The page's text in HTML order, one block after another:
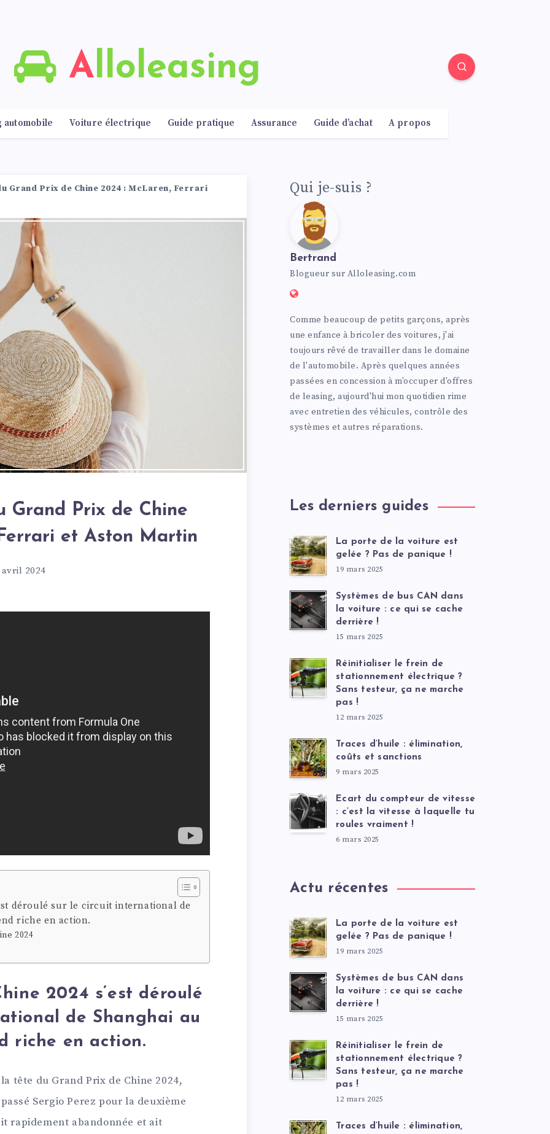
Alloleasing
automobile Voiture électrique Guide pratique Assurance Guide d’achat A propos
Grand Prix de Chine 2024 : McLaren, Ferrari
Grand Prix de Chine
et Aston Martin
2024
déroulé sur le circuit international de
riche en action.
2024
2024 s’est déroulé
de Shanghai au
riche en action.
tête du Grand Prix de Chine 2024,
Sergio Perez pour la deuxième
rapidement abandonnée et ait
Qui je-suis ?
Bertrand
Blogueur sur Alloleasing.com
Comme beaucoup de petits garçons, après
une enfance à bricoler des voitures, j'ai
toujours rêvé de travailler dans le domaine
de l'automobile. Après quelques années
passées en concession à m'occuper d'offres
de leasing, aujourd'hui mon quotidien rime
avec entretien des véhicules, contrôle des
systèmes et autres réparations.
Les derniers guides
La porte de la voiture est
gelée ? Pas de panique !
19 mars 2025
Systèmes de bus CAN dans
la voiture : ce qui se cache
derrière !
15 mars 2025
Réinitialiser le frein de
stationnement électrique ?
Sans testeur, ça ne marche
pas !
12 mars 2025
Traces d’huile : élimination,
coûts et sanctions
9 mars 2025
Ecart du compteur de vitesse
: c’est la vitesse à laquelle tu
roules vraiment !
6 mars 2025
Actu récentes
La porte de la voiture est
gelée ? Pas de panique !
19 mars 2025
Systèmes de bus CAN dans
la voiture : ce qui se cache
derrière !
15 mars 2025
Réinitialiser le frein de
stationnement électrique ?
Sans testeur, ça ne marche
pas !
12 mars 2025
Traces d’huile : élimination,